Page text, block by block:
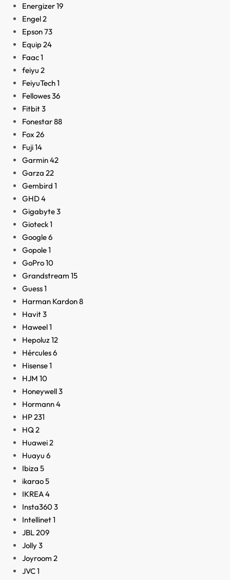
Energizer19
Engel2
Epson73
Equip24
Faac1
feiyu 2
FeiyuTech1
Fellowes36
Fitbit3
Fonestar88
Fox 26
Fuji14
Garmin42
Garza 22
Gembird 1
GHD4
Gigabyte3
Gioteck1
Google6
Gopole1
GoPro10
Grandstream 15
Guess1
Harman Kardon8
Havit3
Haweel1
Hepoluz12
Hércules6
Hisense1
HJM 10
Honeywell3
Hormann4
HP231
HQ2
Huawei2
Huayu 6
Ibiza 5
ikarao5
IKREA4
Insta3603
Intellinet1
JBL209
Jolly3
Joyroom 2
JVC1